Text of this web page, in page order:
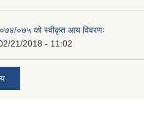
०७५ को स्वीकृत आय विवरणः
21/2018 - 11:02